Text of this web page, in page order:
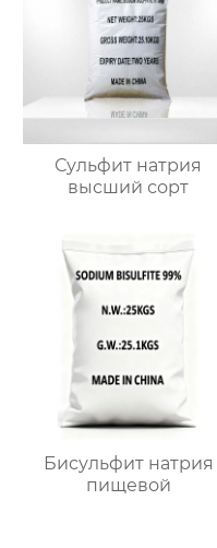
Сульфит натрия
высший сорт
Бисульфит натрия
пищевой